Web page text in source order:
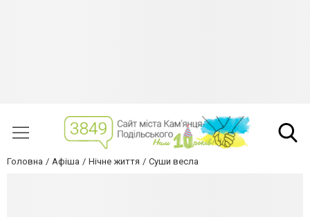
Головна Афіша Нічне життя Суши весла